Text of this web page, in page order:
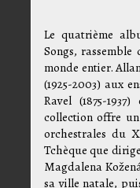
Le quatrième
Songs,
monde entier.
(1925-2003) aux
Ravel (1875-
collection offre
orchestrales du
Tchèque que
Magdalena
sa ville natale,